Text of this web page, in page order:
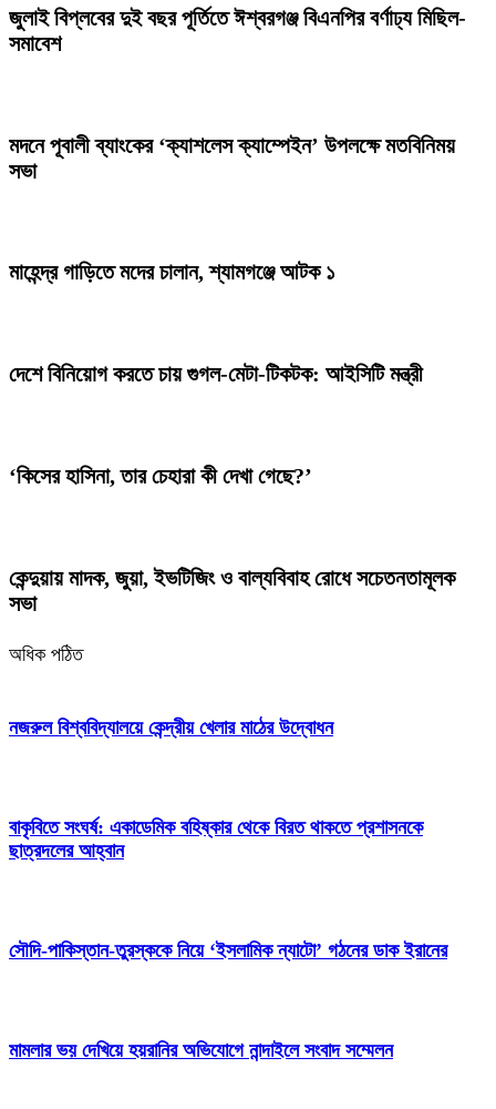
জুলাই বিপ্লবের দুই বছর পূর্তিতে ঈশ্বরগঞ্জ বিএনপির বর্ণাঢ্য মিছিল-
সমাবেশ
মদনে পূবালী ব্যাংকের ‘ক্যাশলেস ক্যাম্পেইন’ উপলক্ষে মতবিনিময়
সভা
মাহেন্দ্র গাড়িতে মদের চালান, শ্যামগঞ্জে আটক ১
দেশে বিনিয়োগ করতে চায় গুগল-মেটা-টিকটক: আইসিটি মন্ত্রী
‘কিসের হাসিনা, তার চেহারা কী দেখা গেছে?’
কেন্দুয়ায় মাদক, জুয়া, ইভটিজিং ও বাল্যবিবাহ রোধে সচেতনতামূলক
সভা
অধিক পঠিত
নজরুল বিশ্ববিদ্যালয়ে কেন্দ্রীয় খেলার মাঠের উদ্বোধন
বাকৃবিতে সংঘর্ষ: একাডেমিক বহিষ্কার থেকে বিরত থাকতে প্রশাসনকে
ছাত্রদলের আহ্বান
সৌদি-পাকিস্তান-তুরস্ককে নিয়ে ‘ইসলামিক ন্যাটো’ গঠনের ডাক ইরানের
মামলার ভয় দেখিয়ে হয়রানির অভিযোগে নান্দাইলে সংবাদ সম্মেলন